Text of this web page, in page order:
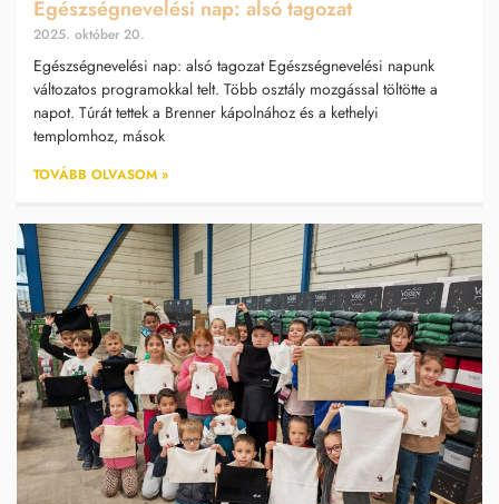
Egészségnevelési nap: alsó tagozat
2025. október 20.
Egészségnevelési nap: alsó tagozat Egészségnevelési napunk
változatos programokkal telt. Több osztály mozgással töltötte a
napot. Túrát tettek a Brenner kápolnához és a kethelyi
templomhoz, mások
TOVÁBB OLVASOM »